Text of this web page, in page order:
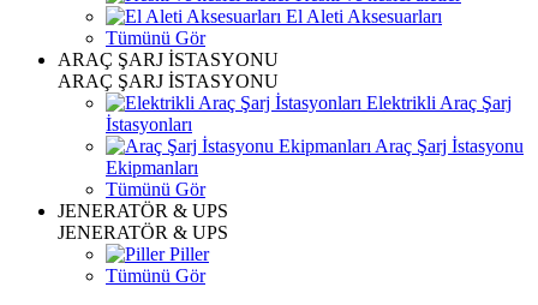
El Aleti Aksesuarları
Tümünü Gör
ARAÇ ŞARJ İSTASYONU
ARAÇ ŞARJ İSTASYONU
Elektrikli Araç Şarj
İstasyonları
Araç Şarj İstasyonu
Ekipmanları
Tümünü Gör
JENERATÖR & UPS
JENERATÖR & UPS
Piller
Tümünü Gör